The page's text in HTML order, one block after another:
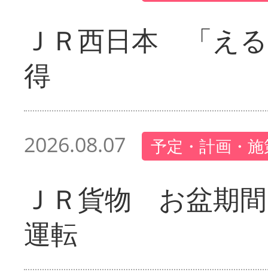
ＪＲ西日本 「え
得
2026.08.07 予定・計画・
ＪＲ貨物 お盆期
運転